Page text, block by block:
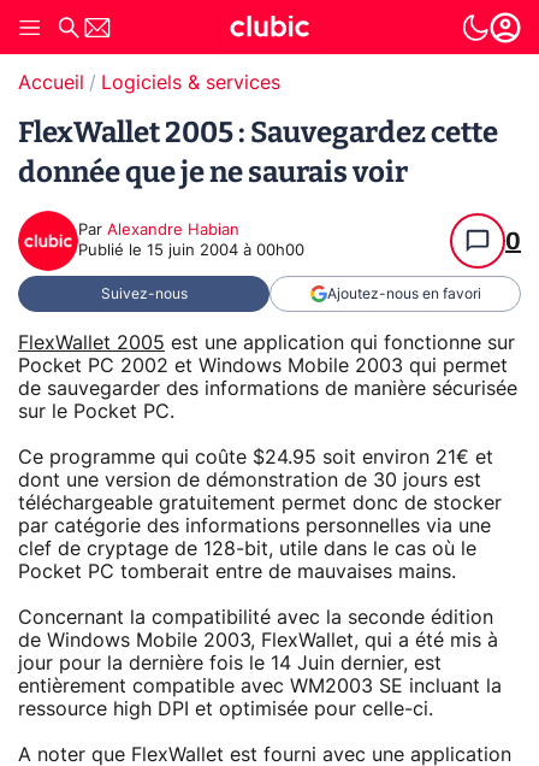
Accueil Logiciels & services
FlexWallet 2005 : Sauvegardez cette
donnée que je ne saurais voir
Par Alexandre Habian
Publié le 15 juin 2004 à 00h00 0
Suivez-nous Ajoutez-nous en favori
FlexWallet 2005 est une application qui fonctionne sur
Pocket PC 2002 et Windows Mobile 2003 qui permet
de sauvegarder des informations de manière sécurisée
sur le Pocket PC.
Ce programme qui coûte $24.95 soit environ 21€ et
dont une version de démonstration de 30 jours est
téléchargeable gratuitement permet donc de stocker
par catégorie des informations personnelles via une
clef de cryptage de 128-bit, utile dans le cas où le
Pocket PC tomberait entre de mauvaises mains.
Concernant la compatibilité avec la seconde édition
de Windows Mobile 2003, FlexWallet, qui a été mis à
jour pour la dernière fois le 14 Juin dernier, est
entièrement compatible avec WM2003 SE incluant la
ressource high DPI et optimisée pour celle-ci.
A noter que FlexWallet est fourni avec une application